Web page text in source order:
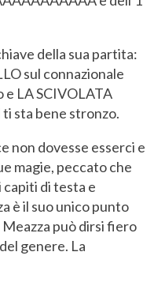
della sua partita:
sul connazionale
e LA SCIVOLATA
sta bene stronzo.
non dovesse esserci e
magie, peccato che
di testa e
è il suo unico punto
può dirsi fiero
genere. La